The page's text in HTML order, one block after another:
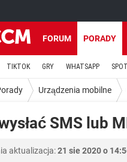
FORUM PORADY
TIKTOK GRY WHATSAPP
Urządzenia mobilne
SMS lub
aktualizacja:21 sie 2020 o